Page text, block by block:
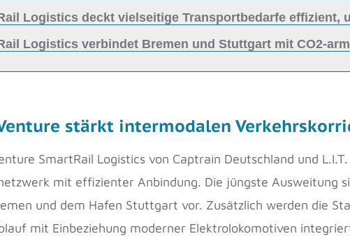
Logistics deckt vielseitige Transportbedarfe effizient,
Logistics verbindet Bremen und Stuttgart mit CO2-
stärkt intermodalen
SmartRail Logistics von Captrain Deutschland und
mit effizienter Anbindung. Die jüngste Ausweitung
und dem Hafen Stuttgart vor. Zusätzlich werden die
mit Einbeziehung moderner Elektrolokomotiven